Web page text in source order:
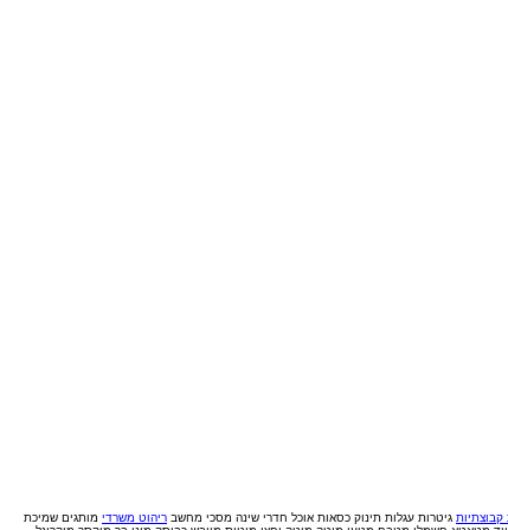
קבוצתיות גיטרות עגלות תינוק כסאות אוכל חדרי שינה מסכי מחשב ריהוט משרדי מותגים שמיכת